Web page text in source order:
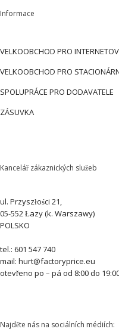
Informace
VELKOOBCHOD PRO
VELKOOBCHOD PRO
SPOLUPRÁCE PRO DODAVATELE
ZÁSUVKA
Kancelář zákaznických služeb
ul. Przyszłości 21,
05-552 Łazy (k. Warszawy)
POLSKO
tel.: 601 547 740
mail: hurt@factoryprice.eu
otevřeno po – pá od 8:00 do
Najděte nás na sociálních médiích: